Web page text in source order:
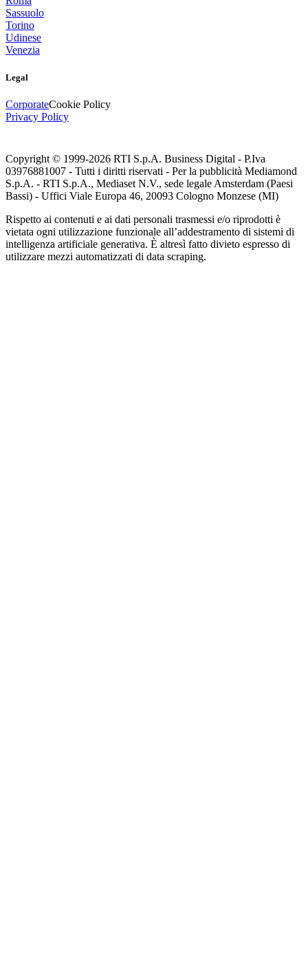
Sassuolo
Torino
Udinese
Venezia
Legal
CorporateCookie Policy
Privacy Policy
Copyright © 1999-2026 RTI S.p.A. Business Digital - P.Iva
03976881007 - Tutti i diritti riservati - Per la pubblicità Mediamond
S.p.A. - RTI S.p.A., Mediaset N.V., sede legale Amsterdam (Paesi
Bassi) - Uffici Viale Europa 46, 20093 Cologno Monzese (MI)
Rispetto ai contenuti e ai dati personali trasmessi e/o riprodotti è
vietata ogni utilizzazione funzionale all’addestramento di sistemi di
intelligenza artificiale generativa. È altresì fatto divieto espresso di
utilizzare mezzi automatizzati di data scraping.